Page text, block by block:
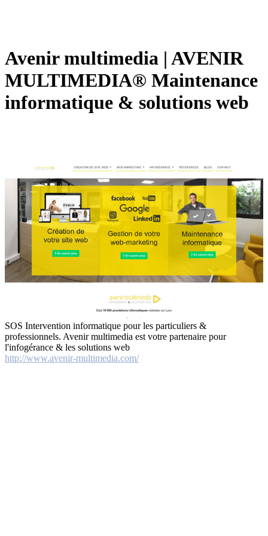
Avenir multimedia | AVENIR
MULTIMEDIA® Maintenance
infor­mati­que & solutions web
SOS Intervention informatique pour les particuliers &
professionnels. Avenir multimedia est votre partenaire pour
l'infogérance & les solutions web
http://www.avenir-multimedia.com/